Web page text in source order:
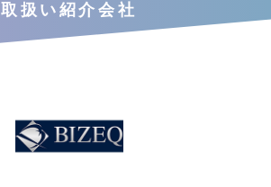
取扱い紹介会社